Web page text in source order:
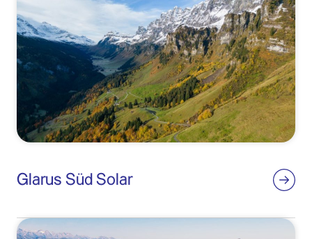
Glarus Süd Solar